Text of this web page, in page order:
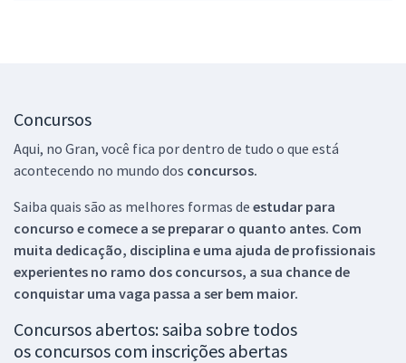
Concursos
Aqui, no Gran, você fica por dentro de tudo o que está
acontecendo no mundo dos concursos.
Saiba quais são as melhores formas de estudar para
concurso e comece a se preparar o quanto antes. Com
muita dedicação, disciplina e uma ajuda de profissionais
experientes no ramo dos concursos, a sua chance de
conquistar uma vaga passa a ser bem maior.
Concursos abertos: saiba sobre todos
os concursos com inscrições abertas